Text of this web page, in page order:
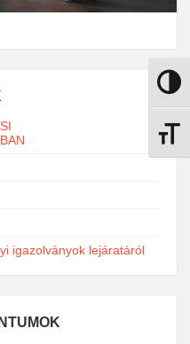
Nagy
igazolványok lejáratáról